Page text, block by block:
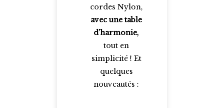
cordes Nylon,
avec une table
d’harmonie,
tout en
simplicité ! Et
quelques
nouveautés :